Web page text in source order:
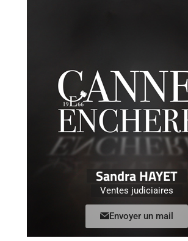
Sandra HAYET
Ventes judiciaires
Envoyer un mail